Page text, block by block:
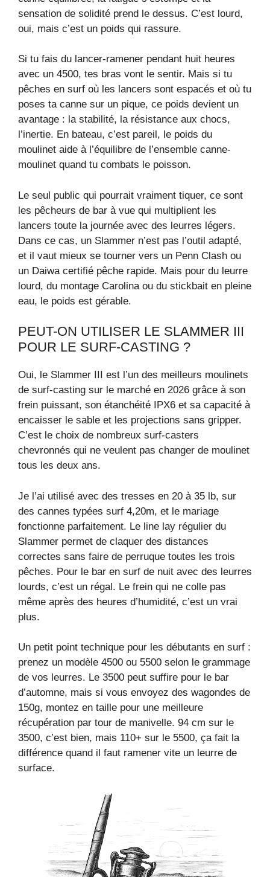
sensation de solidité prend le dessus. C’est lourd,
oui, mais c’est un poids qui rassure.
Si tu fais du lancer-ramener pendant huit heures
avec un 4500, tes bras vont le sentir. Mais si tu
pêches en surf où les lancers sont espacés et où tu
poses ta canne sur un pique, ce poids devient un
avantage : la stabilité, la résistance aux chocs,
l’inertie. En bateau, c’est pareil, le poids du
moulinet aide à l’équilibre de l’ensemble canne-
moulinet quand tu combats le poisson.
Le seul public qui pourrait vraiment tiquer, ce sont
les pêcheurs de bar à vue qui multiplient les
lancers toute la journée avec des leurres légers.
Dans ce cas, un Slammer n’est pas l’outil adapté,
et il vaut mieux se tourner vers un Penn Clash ou
un Daiwa certifié pêche rapide. Mais pour du leurre
lourd, du montage Carolina ou du stickbait en pleine
eau, le poids est gérable.
PEUT-ON UTILISER LE SLAMMER III
POUR LE SURF-CASTING ?
Oui, le Slammer III est l’un des meilleurs moulinets
de surf-casting sur le marché en 2026 grâce à son
frein puissant, son étanchéité IPX6 et sa capacité à
encaisser le sable et les projections sans gripper.
C’est le choix de nombreux surf-casters
chevronnés qui ne veulent pas changer de moulinet
tous les deux ans.
Je l’ai utilisé avec des tresses en 20 à 35 lb, sur
des cannes typées surf 4,20m, et le mariage
fonctionne parfaitement. Le line lay régulier du
Slammer permet de claquer des distances
correctes sans faire de perruque toutes les trois
pêches. Pour le bar en surf de nuit avec des leurres
lourds, c’est un régal. Le frein qui ne colle pas
même après des heures d’humidité, c’est un vrai
plus.
Un petit point technique pour les débutants en surf :
prenez un modèle 4500 ou 5500 selon le grammage
de vos leurres. Le 3500 peut suffire pour le bar
d’automne, mais si vous envoyez des wagondes de
150g, montez en taille pour une meilleure
récupération par tour de manivelle. 94 cm sur le
3500, c’est bien, mais 110+ sur le 5500, ça fait la
différence quand il faut ramener vite un leurre de
surface.